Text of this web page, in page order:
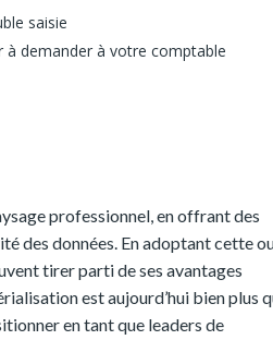
saisie
à demander à votre comptable
professionnel, en offrant des
des données. En adoptant cette
tirer parti de ses avantages
est aujourd’hui bien plus
en tant que leaders de